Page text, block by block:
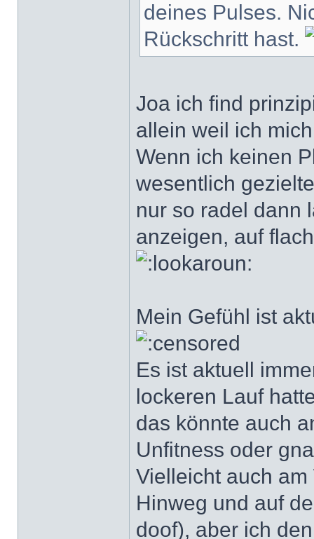
deines Pulses.
Rückschritt hast.
Joa ich find
allein weil ich
Wenn ich keinen
wesentlich
nur so radel dann
anzeigen, auf
Mein Gefühl ist
Es ist aktuell
lockeren Lauf
das könnte auch
Unfitness oder
Vielleicht auch
Hinweg und auf
doof), aber ich